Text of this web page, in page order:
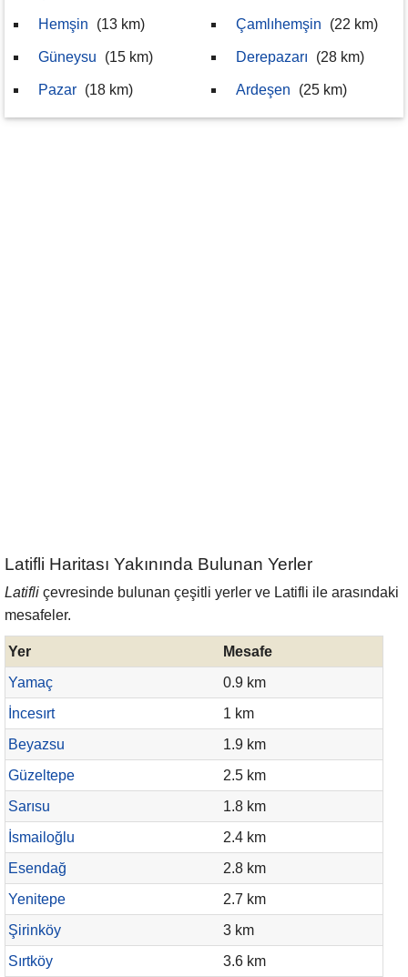
Hemşin (13 km)
Güneysu (15 km)
Pazar (18 km)
Çamlıhemşin (22 km)
Derepazarı (28 km)
Ardeşen (25 km)
Latifli Haritası Yakınında Bulunan Yerler
Latifli çevresinde bulunan çeşitli yerler ve Latifli ile arasındaki
mesafeler.
Yer
Mesafe
Yamaç
0.9 km
İncesırt
1 km
Beyazsu
1.9 km
Güzeltepe
2.5 km
Sarısu
1.8 km
İsmailoğlu
2.4 km
Esendağ
2.8 km
Yenitepe
2.7 km
Şirinköy
3 km
Sırtköy
3.6 km